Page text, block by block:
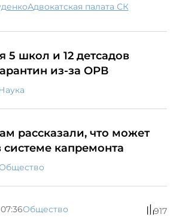
Адвокатская палата СК
5 школ и 12 детсадов
из-за ОРВ
рассказали, что может
системе капремонта
Общество 917